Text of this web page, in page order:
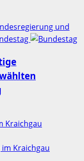
und
Kraichgau